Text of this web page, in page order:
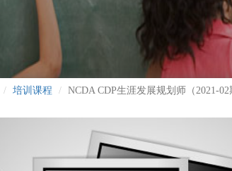
培训课程 NCDA CDP生涯发展规划师（2021-02